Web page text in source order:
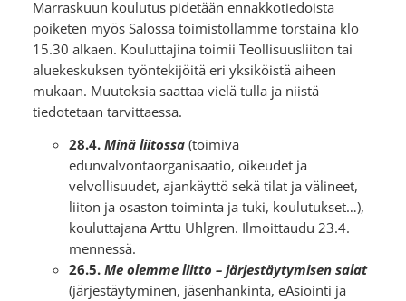
Marraskuun koulutus pidetään ennakkotiedoista
poiketen myös Salossa toimistollamme torstaina klo
15.30 alkaen. Kouluttajina toimii Teollisuusliiton tai
aluekeskuksen työntekijöitä eri yksiköistä aiheen
mukaan. Muutoksia saattaa vielä tulla ja niistä
tiedotetaan tarvittaessa.
28.4. Minä liitossa(toimiva
edunvalvontaorganisaatio, oikeudet ja
velvollisuudet, ajankäyttö sekä tilat ja välineet,
liiton ja osaston toiminta ja tuki, koulutukset…),
kouluttajana Arttu Uhlgren. Ilmoittaudu 23.4.
mennessä.
26.5. Me olemme liitto – järjestäytymisen salat
(järjestäytyminen, jäsenhankinta, eAsiointi ja